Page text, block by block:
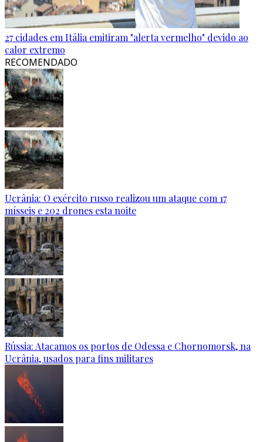
27 cidades em Itália emitiram "alerta vermelho" devido ao
calor extremo
RECOMENDADO
Ucrânia: O exército russo realizou um ataque com 17
mísseis e 202 drones esta noite
Rússia: Atacamos os portos de Odessa e Chornomorsk, na
Ucrânia, usados para fins militares